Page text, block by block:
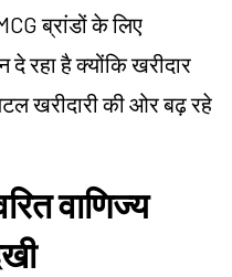
ब्रांडों के लिए
रहा है क्योंकि खरीदार
खरीदारी की ओर बढ़ रहे
वाणिज्य